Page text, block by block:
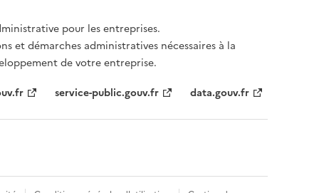
pour les entreprises.
et démarches administratives nécessaires à la
de votre entreprise.
service-public.gouv.fr data.gouv.fr